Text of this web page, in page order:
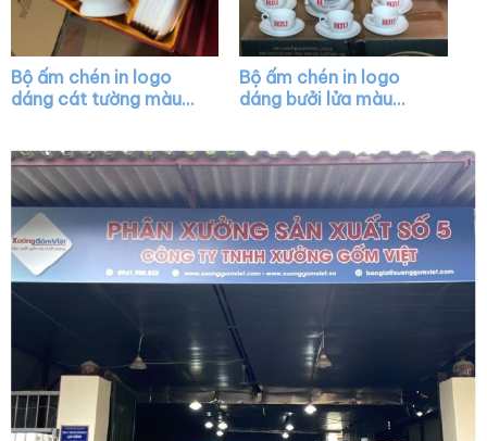
Bộ ấm chén in logo
dáng cát tường màu
Bộ ấm chén in logo
dáng bưởi lửa màu